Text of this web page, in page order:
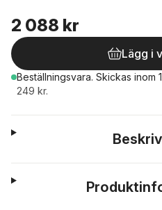
2 088 kr
Lägg i
Beställningsvara. Skickas inom
249 kr.